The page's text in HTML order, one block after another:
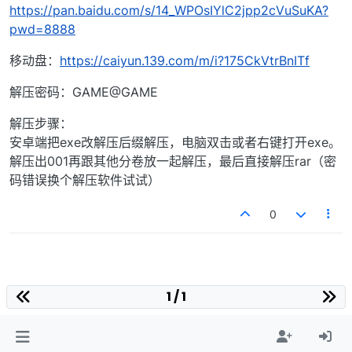
https://pan.baidu.com/s/14_WPOsIYlC2jpp2cVuSuKA?
pwd=8888
移动盘： https://caiyun.139.com/m/i?175CkVtrBnITf
解压密码：GAME@GAME
解压步骤：
安卓端把exe改解压后缀解压，电脑双击或者右键打开exe。
解压出001再跟其他分卷放一起解压，最后直接解压rar（密
码错误换个解压软件试试）
0
1 / 1